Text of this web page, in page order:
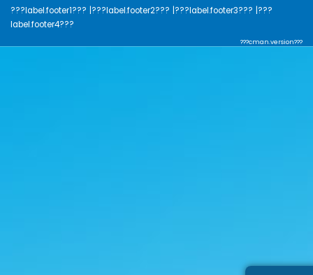
???label.footer1??? |???label.footer2??? |???label.footer3??? |???
label.footer4???
???cman.version???